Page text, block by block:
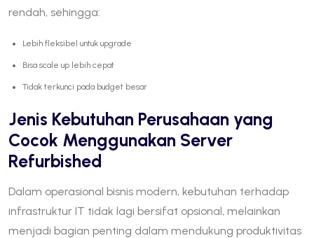
rendah, sehingga:
Lebih fleksibel untuk upgrade
Bisa scale up lebih cepat
Tidak terkunci pada budget besar
Jenis Kebutuhan Perusahaan yang
Cocok Menggunakan Server
Refurbished
Dalam operasional bisnis modern, kebutuhan terhadap
infrastruktur IT tidak lagi bersifat opsional, melainkan
menjadi bagian penting dalam mendukung produktivitas